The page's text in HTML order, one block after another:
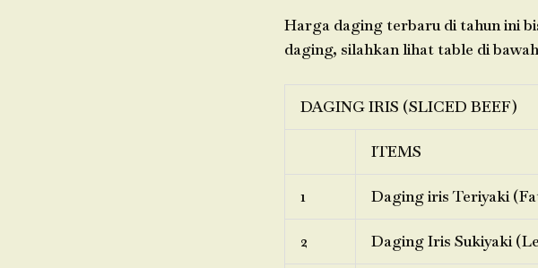
Harga daging terbaru di tahun ini
daging, silahkan lihat table di
DAGING IRIS (SLICED BEEF)
ITEMS
1 Daging iris Teriyaki
2 Daging Iris Sukiyaki